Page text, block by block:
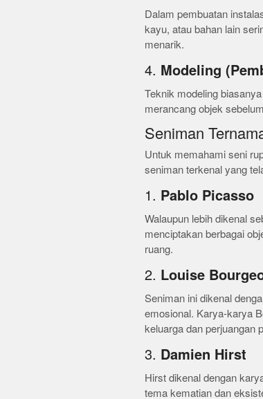
Dalam pembuatan
kayu, atau bahan lain
menarik.
4. Modeling
Teknik modeling
merancang objek
Seniman
Untuk memahami seni
seniman terkenal yang
1. Pablo Picasso
Walaupun lebih dikenal
menciptakan berbagai
ruang.
2. Louise
Seniman ini dikenal
emosional. Karya-karya
keluarga dan perjuangan
3. Damien Hirst
Hirst dikenal dengan
tema kematian dan